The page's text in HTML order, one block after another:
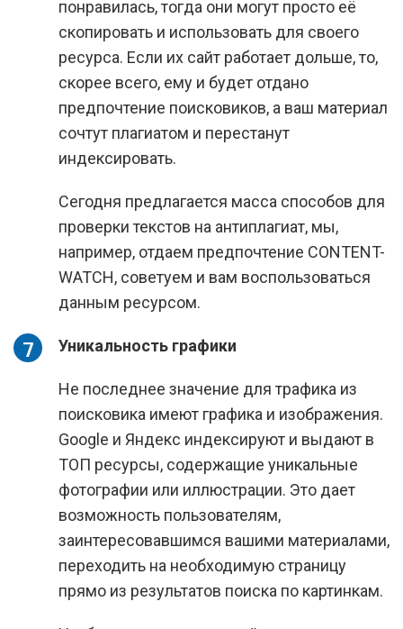
понравилась, тогда они могут просто её
скопировать и использовать для своего
ресурса. Если их сайт работает дольше, то,
скорее всего, ему и будет отдано
предпочтение поисковиков, а ваш материал
сочтут плагиатом и перестанут
индексировать.
Сегодня предлагается масса способов для
проверки текстов на антиплагиат, мы,
например, отдаем предпочтение CONTENT-
WATCH, советуем и вам воспользоваться
данным ресурсом.
Уникальность графики
Не последнее значение для трафика из
поисковика имеют графика и изображения.
Google и Яндекс индексируют и выдают в
ТОП ресурсы, содержащие уникальные
фотографии или иллюстрации. Это дает
возможность пользователям,
заинтересовавшимся вашими материалами,
переходить на необходимую страницу
прямо из результатов поиска по картинкам.